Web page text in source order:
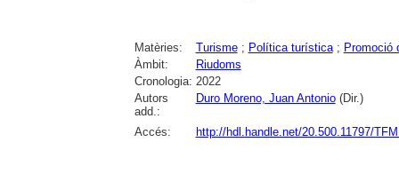
Matèries: Turisme; Política turística; Promoció
Àmbit:
Riudoms
Cronologia: 2022
Autors
add.:
Duro Moreno, Juan Antonio(Dir.)
Accés: http://hdl.handle.net/20.500.11797/